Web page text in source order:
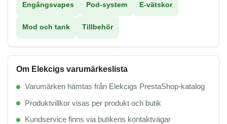
Engångsvapes Pod-system E-vätskor
Mod och tank Tillbehör
Om Elekcigs varumärkeslista
Varumärken hämtas från Elekcigs PrestaShop-katalog
Produktvillkor visas per produkt och butik
Kundservice finns via butikens kontaktvägar